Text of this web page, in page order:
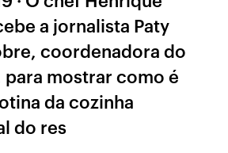
a jornalista Paty
coordenadora do
para mostrar como é
da cozinha
do res